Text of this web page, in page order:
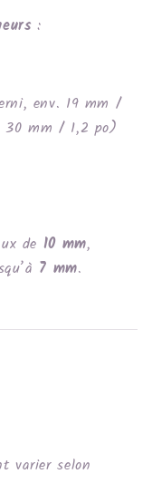
:
env. 19 mm /
30 mm / 1,2 po)
de 10 mm,
7 mm.
varier selon